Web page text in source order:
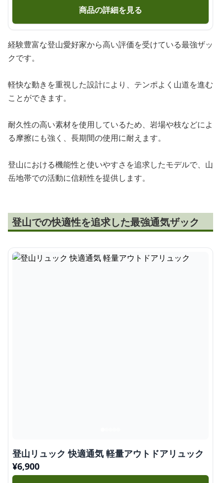
商品の詳細を見る
経験豊富な登山愛好家から高い評価を受けている最強ザッ
クです。
軽快な動きを重視した設計により、テンポよく山道を進む
ことができます。
耐久性の高い素材を使用しているため、岩場や枝などによ
る摩擦にも強く、長期間の使用に耐えます。
登山における機能性と使いやすさを追求したモデルで、山
岳地帯での活動に信頼性を提供します。
登山での快適性を追求した最強通気ザック
登山リュック 快適通気 軽量アウトドアリュック
¥6,900